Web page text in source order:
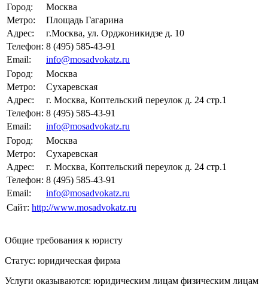
Город:
Москва
Метро:
Площадь Гагарина
Адрес:
г.Москва, ул. Орджоникидзе д. 10
Телефон: 8 (495) 585-43-91
Email:
info@mosadvokatz.ru
Город:
Москва
Метро:
Сухаревская
Адрес:
г. Москва, Коптельский переулок д. 24 стр.1
Телефон: 8 (495) 585-43-91
Email:
info@mosadvokatz.ru
Город:
Москва
Метро:
Сухаревская
Адрес:
г. Москва, Коптельский переулок д. 24 стр.1
Телефон: 8 (495) 585-43-91
Email:
info@mosadvokatz.ru
Сайт: http://www.mosadvokatz.ru
Общие требования к юристу
Статус: юридическая фирма
Услуги оказываются: юридическим лицам физическим лицам